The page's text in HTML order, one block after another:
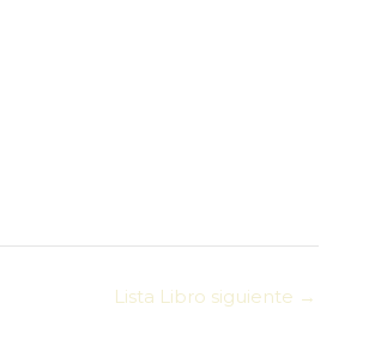
Lista Libro siguiente →